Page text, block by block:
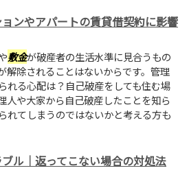
ンやアパートの賃貸借契約に影響
敷金が破産者の生活水準に見合うもの
解除されることはないからです。管理
れる心配は？自己破産をしても住む場
人や大家から自己破産したことを知ら
れてしまうのではないかと考える方も
ル｜返ってこない場合の対処法